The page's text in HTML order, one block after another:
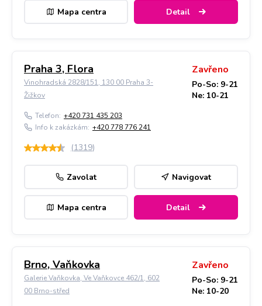
Mapa centra Detail
Praha 3, Flora
Vinohradská 2828/151, 130 00 Praha 3-
Žižkov
Zavřeno
Po-So: 9-21
Ne: 10-21
Telefon: +420 731 435 203
Info k zakázkám: +420 778 776 241
(1319)
Zavolat Navigovat
Mapa centra Detail
Brno, Vaňkovka
Galerie Vaňkovka, Ve Vaňkovce 462/1, 602
00 Brno-střed
Zavřeno
Po-So: 9-21
Ne: 10-20